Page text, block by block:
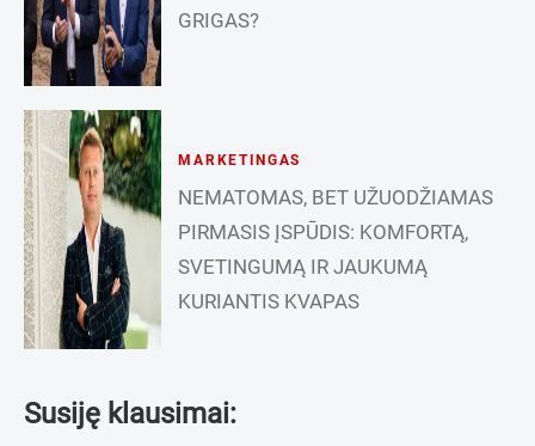
GRIGAS?
MARKETINGAS
NEMATOMAS, BET UŽUODŽIAMAS
PIRMASIS ĮSPŪDIS: KOMFORTĄ,
SVETINGUMĄ IR JAUKUMĄ
KURIANTIS KVAPAS
Susiję klausimai: